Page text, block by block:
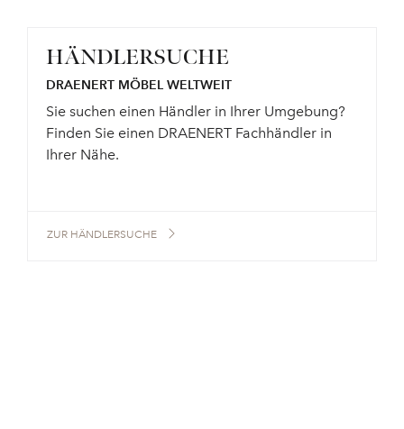
HÄNDLERSUCHE
DRAENERT MÖBEL WELTWEIT
Sie suchen einen Händler in Ihrer Umgebung?
Finden Sie einen DRAENERT Fachhändler in
Ihrer Nähe.
ZUR HÄNDLERSUCHE